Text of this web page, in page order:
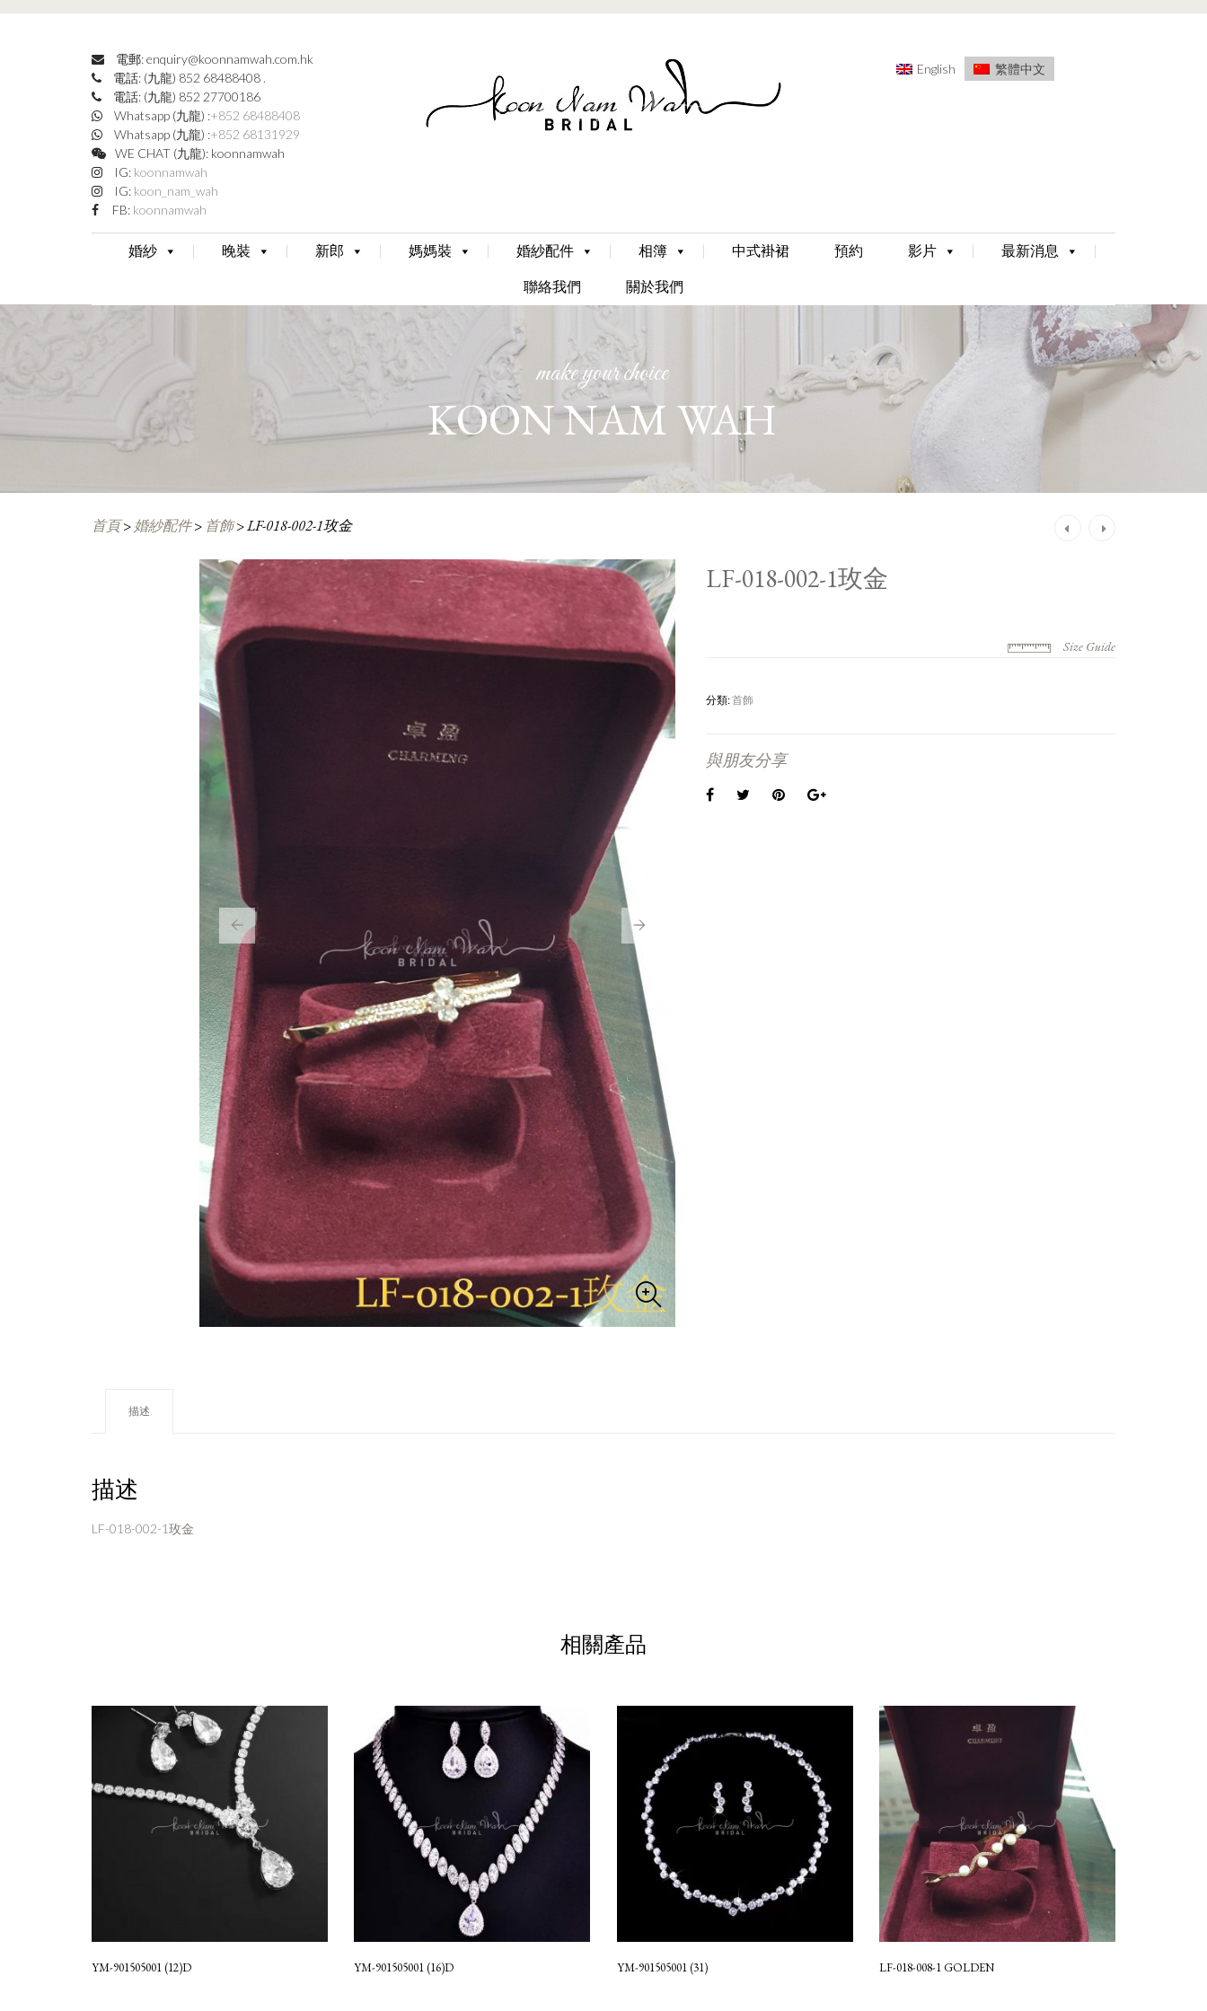
電郵: enquiry@koonnamwah.com.hk
電話: (九龍) 852 68488408 .
電話: (九龍) 852 27700186
Whatsapp (九龍) :+852 68488408
Whatsapp (九龍) :+852 68131929
WE CHAT (九龍): koonnamwah
IG: koonnamwah
IG: koon_nam_wah
FB: koonnamwah
English 繁體中文
Skip
to
content
婚紗 晚裝 新郎 媽媽裝 婚紗配件 相簿 中式褂裙 預約 影片
最新消息
聯絡我們
關於我們
make your choice
KOON NAM WAH
首頁> 婚紗配件> 首飾>LF-018-002-1玫金
LF-018-002-1玫金
Size Guide
分類:首飾
與朋友分享
描述
描述
LF-018-002-1玫金
相關產品
YM-901505001 (12)D YM-901505001 (16)D YM-901505001 (31) LF-018-008-1 GOLDEN